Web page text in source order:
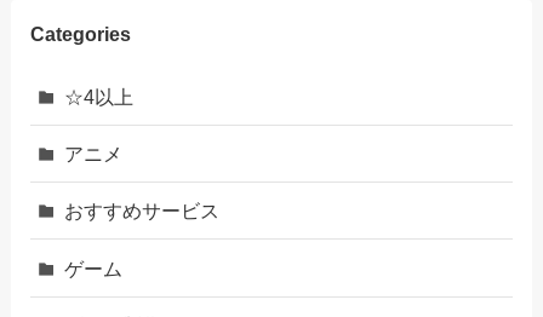
Categories
☆4以上
アニメ
おすすめサービス
ゲーム